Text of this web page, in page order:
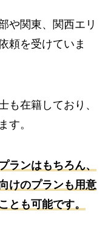
や関東、関西エリ
頼を受けていま
も在籍しており、
す。
ランはもちろん、
けのプランも用意
とも可能です。